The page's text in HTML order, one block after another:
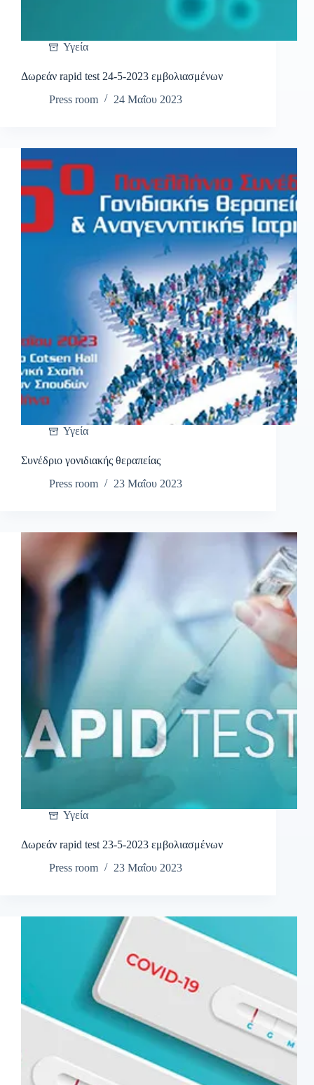
Υγεία
Δωρεάν rapid test 24-5-2023 εμβολιασμένων
Press room
24 Μαΐου 2023
Υγεία
Συνέδριο γονιδιακής θεραπείας
Press room
23 Μαΐου 2023
Υγεία
Δωρεάν rapid test 23-5-2023 εμβολιασμένων
Press room
23 Μαΐου 2023